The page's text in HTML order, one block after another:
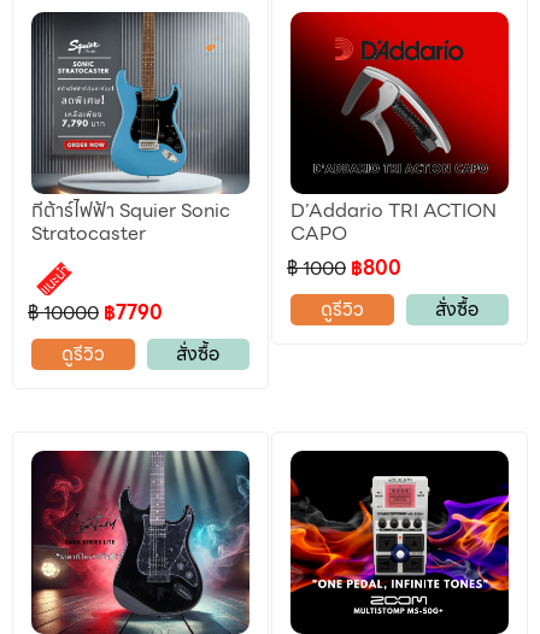
กีต้าร์ไฟฟ้า Squier Sonic
Stratocaster
แนะนำ
฿ 10000 ฿7790
ดูรีวิว
สั่งซื้อ
D’Addario TRI ACTION
CAPO
฿ 1000 ฿800
ดูรีวิว
สั่งซื้อ